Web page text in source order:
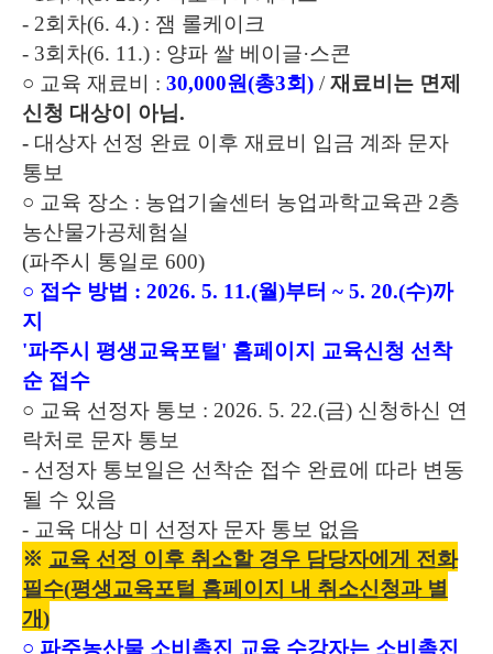
- 2회차(6. 4.) : 잼 롤케이크
- 3회차(6. 11.) : 양파 쌀 베이글·스콘
○ 교육 재료비 : 30,000원(총3회) /재료비는 면제
신청 대상이 아님.
- 대상자 선정 완료 이후 재료비 입금 계좌 문자
통보
○ 교육 장소 : 농업기술센터 농업과학교육관 2층
농산물가공체험실
(파주시 통일로 600)
○ 접수 방법 : 2026. 5. 11.(월)부터 ~ 5. 20.(수)까
지
'파주시 평생교육포털' 홈페이지 교육신청 선착
순 접수
○ 교육 선정자 통보 : 2026. 5. 22.(금) 신청하신 연
락처로 문자 통보
- 선정자 통보일은 선착순 접수 완료에 따라 변동
될 수 있음
- 교육 대상 미 선정자 문자 통보 없음
※ 교육 선정 이후 취소할 경우 담당자에게 전화
필수(평생교육포털 홈페이지 내 취소신청과 별
개)
○ 파주농산물 소비촉진 교육 수강자는 소비촉진